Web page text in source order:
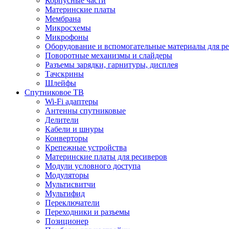
Материнские платы
Мембрана
Микросхемы
Микрофоны
Оборудование и вспомогательные материалы для
Поворотные механизмы и слайдеры
Разъемы зарядки, гарнитуры, дисплея
Тачскрины
Шлейфы
Спутниковое ТВ
Wi-Fi адаптеры
Антенны спутниковые
Делители
Кабели и шнуры
Конверторы
Крепежные устройства
Материнские платы для ресиверов
Модули условного доступа
Модуляторы
Мультисвитчи
Мультифид
Переключатели
Переходники и разъемы
Позиционер